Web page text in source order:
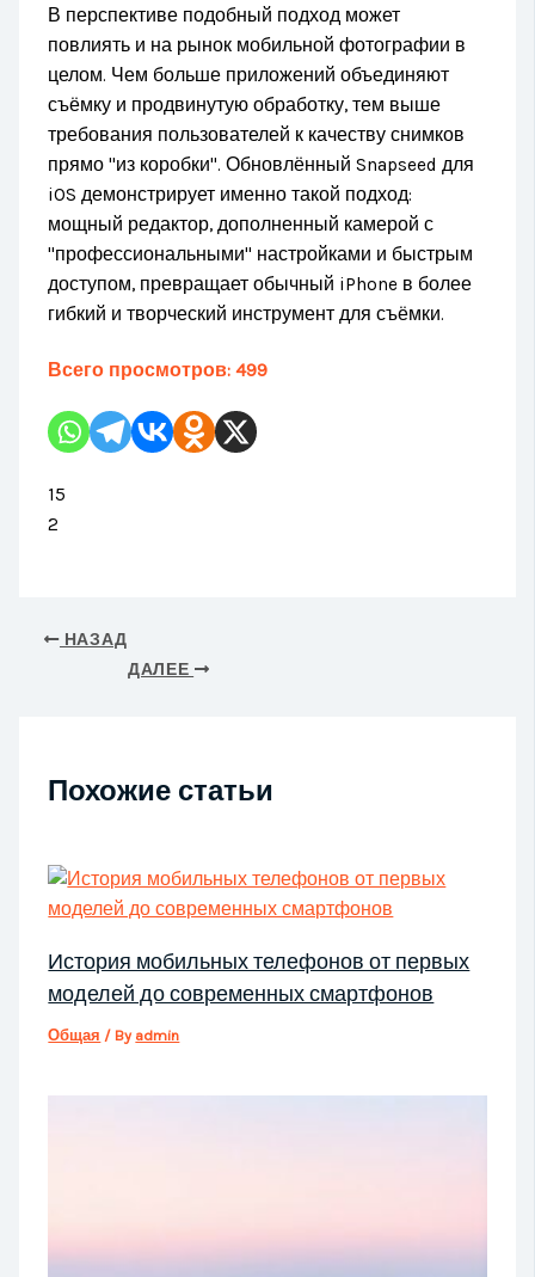
В перспективе подобный подход может
повлиять и на рынок мобильной фотографии в
целом. Чем больше приложений объединяют
съёмку и продвинутую обработку, тем выше
требования пользователей к качеству снимков
прямо "из коробки". Обновлённый Snapseed для
iOS демонстрирует именно такой подход:
мощный редактор, дополненный камерой с
"профессиональными" настройками и быстрым
доступом, превращает обычный iPhone в более
гибкий и творческий инструмент для съёмки.
Всего просмотров: 499
15
2
НАЗАД
ДАЛЕЕ
Похожие статьи
История мобильных телефонов от первых
моделей до современных смартфонов
Общая / By admin